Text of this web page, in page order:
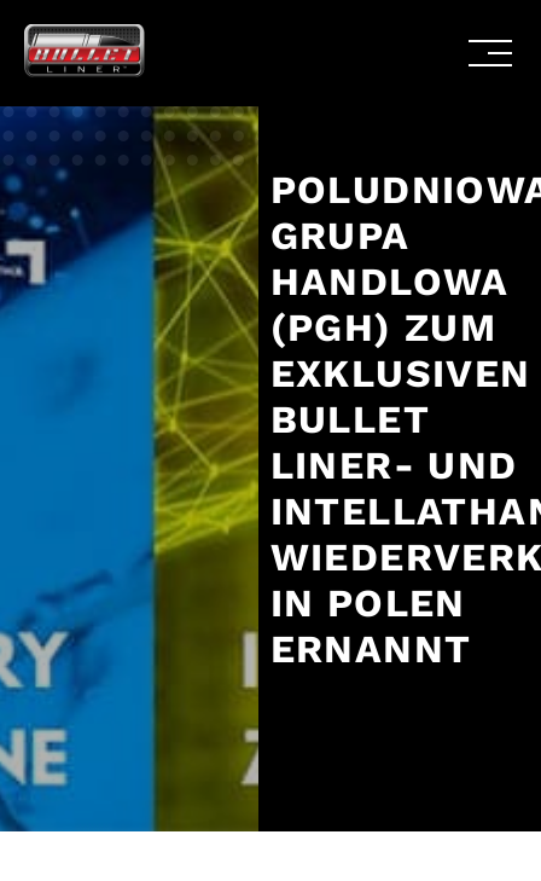
GRUPA
HANDLOWA
(PGH) ZUM
EXKLUSIVEN
BULLET
LINER- UND
IN POLEN
ERNANNT